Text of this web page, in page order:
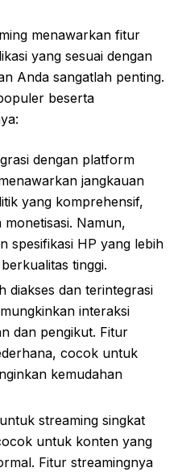
menawarkan fitur
yang sesuai dengan
Anda sangatlah penting.
beserta
dengan platform
jangkauan
yang komprehensif,
Namun,
spesifikasi HP yang lebih
tinggi.
diakses dan terintegrasi
interaksi
dan pengikut. Fitur
cocok untuk
kemudahan
streaming singkat
untuk konten yang
Fitur streamingnya